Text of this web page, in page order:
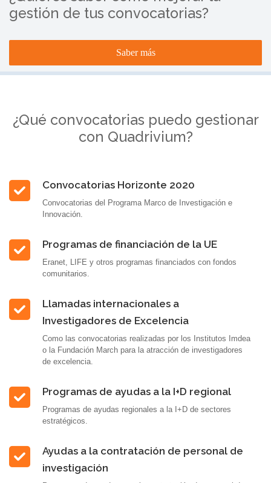
gestión de tus convocatorias?
Saber más
¿Qué convocatorias puedo gestionar
con Quadrivium?
Convocatorias Horizonte 2020
Convocatorias del Programa Marco de Investigación e
Innovación.
Programas de financiación de la UE
Eranet, LIFE y otros programas financiados con fondos
comunitarios.
Llamadas internacionales a
Investigadores de Excelencia
Como las convocatorias realizadas por los Institutos Imdea
o la Fundación March para la atracción de investigadores
de excelencia.
Programas de ayudas a la I+D regional
Programas de ayudas regionales a la I+D de sectores
estratégicos.
Ayudas a la contratación de personal de
investigación